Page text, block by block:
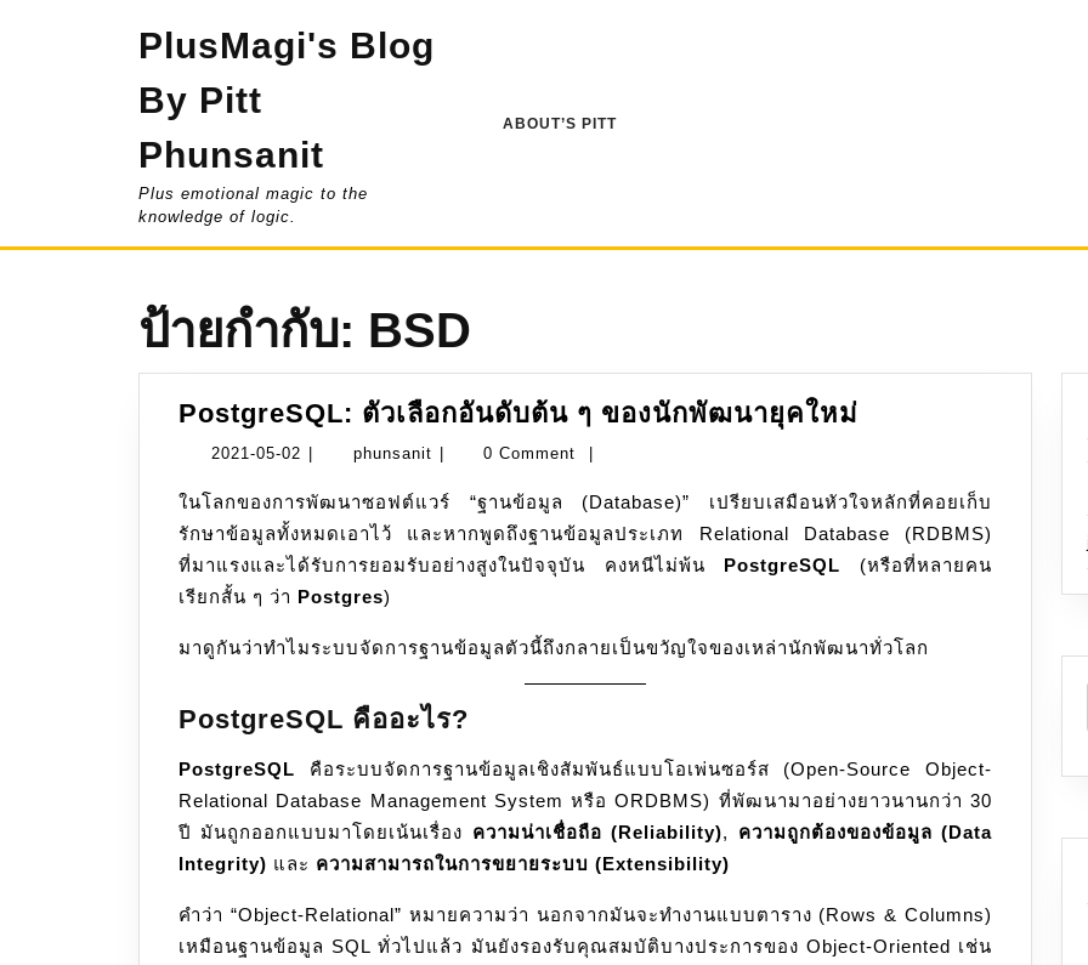
PlusMagi's Blog
By Pitt
Phunsanit
Plus emotional magic to the
knowledge of logic.
ABOUT’S PITT
ป้ายกำกับ: BSD
PostgreSQL: ตัวเลือกอันดับต้น ๆ ของนักพัฒนายุคใหม่
อันดับ
ต้น
ๆ
นัก
พัฒนา
2021-05-02 2021-
02
phunsanit phunsanit0 Comment
ในโลกของการพัฒนาซอฟต์แวร์ “ฐานข้อมูล (Database)” เปรียบเสมือนหัวใจหลักที่คอยเก็บ
รักษาข้อมูลทั้งหมดเอาไว้ และหากพูดถึงฐานข้อมูลประเภท Relational Database (RDBMS)
ที่มาแรงและได้รับการยอมรับอย่างสูงในปัจจุบัน คงหนีไม่พ้น PostgreSQL (หรือที่หลายคน
เรียกสั้น ๆ ว่า Postgres)
มาดูกันว่าทำไมระบบจัดการฐานข้อมูลตัวนี้ถึงกลายเป็นขวัญใจของเหล่านักพัฒนาทั่วโลก
PostgreSQL คืออะไร?
PostgreSQL คือระบบจัดการฐานข้อมูลเชิงสัมพันธ์แบบโอเพ่นซอร์ส (Open-Source Object-
Relational Database Management System หรือ ORDBMS) ที่พัฒนามาอย่างยาวนานกว่า 30
ปี มันถูกออกแบบมาโดยเน้นเรื่อง ความน่าเชื่อถือ (Reliability), ความถูกต้องของข้อมูล (Data
Integrity) และ ความสามารถในการขยายระบบ (Extensibility)
คำว่า “Object-Relational” หมายความว่า นอกจากมันจะทำงานแบบตาราง (Rows & Columns)
เหมือนฐานข้อมูล SQL ทั่วไปแล้ว มันยังรองรับคุณสมบัติบางประการของ Object-Oriented เช่น